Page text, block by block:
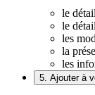
le
le
les
la
les
5. Ajouter à